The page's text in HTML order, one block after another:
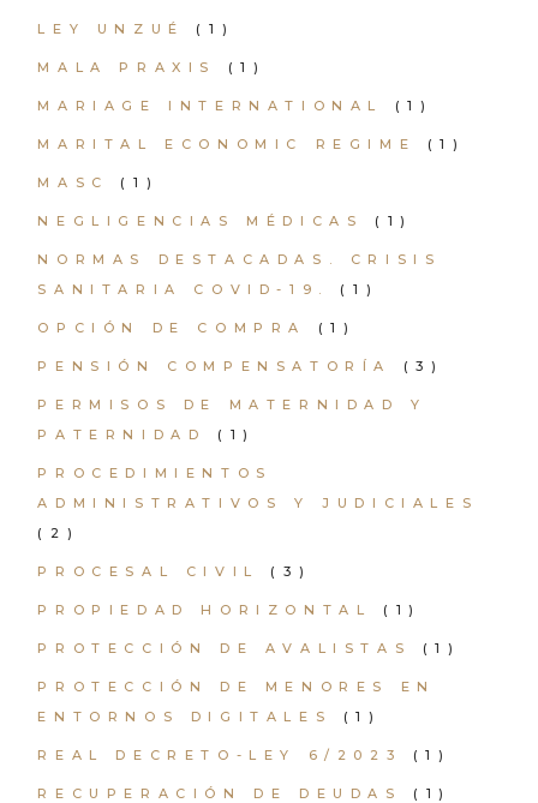
LEY UNZUÉ (1)
MALA PRAXIS (1)
MARIAGE INTERNATIONAL (1)
MARITAL ECONOMIC REGIME (1)
MASC (1)
NEGLIGENCIAS MÉDICAS (1)
NORMAS DESTACADAS. CRISIS
SANITARIA COVID-19.
(1)
OPCIÓN DE COMPRA (1)
PENSIÓN COMPENSATORÍA (3)
PERMISOS DE MATERNIDAD Y
PATERNIDAD
(1)
PROCEDIMIENTOS
ADMINISTRATIVOS Y JUDICIALES
(2)
PROCESAL CIVIL (3)
PROPIEDAD HORIZONTAL (1)
PROTECCIÓN DE AVALISTAS (1)
PROTECCIÓN DE MENORES EN
ENTORNOS DIGITALES
(1)
REAL DECRETO-LEY 6/2023 (1)
RECUPERACIÓN DE DEUDAS (1)